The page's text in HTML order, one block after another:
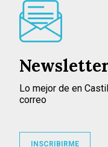
Lo mejor de en
correo
INSCRIBIRME